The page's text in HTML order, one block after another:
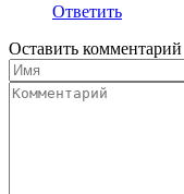
Ответить
Оставить комментарий